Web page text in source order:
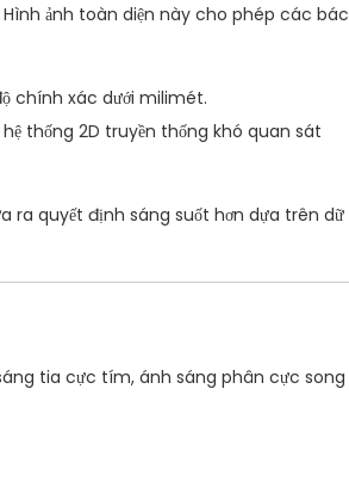
ảnh toàn diện này cho phép các bác
chính xác dưới milimét.
thống 2D truyền thống khó quan sát
ra quyết định sáng suốt hơn dựa trên dữ
tia cực tím, ánh sáng phân cực song